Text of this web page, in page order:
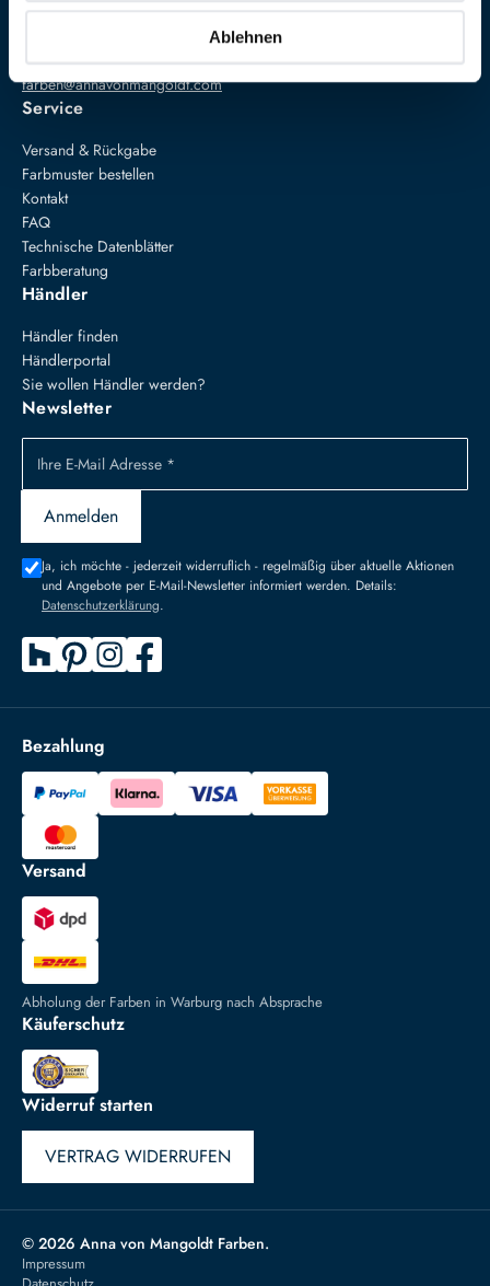
Ablehnen
Speckgraben 19
+49 5274 3062200
farben@annavonmangoldt.com
Service
Versand & Rückgabe
Farbmuster bestellen
Kontakt
FAQ
Technische Datenblätter
Farbberatung
Händler
Händler finden
Händlerportal
Sie wollen Händler werden?
Newsletter
Ihre E-Mail Adresse *
Anmelden
Ja, ich möchte - jederzeit widerruflich - regelmäßig über aktuelle Aktionen
und Angebote per E-Mail-Newsletter informiert werden. Details:
Datenschutzerklärung.
Bezahlung
Versand
Abholung der Farben in Warburg nach Absprache
Käuferschutz
Widerruf starten
VERTRAG WIDERRUFEN
© 2026 Anna von Mangoldt Farben.
Impressum